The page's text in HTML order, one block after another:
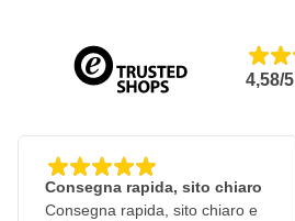
4,58/5
Consegna rapida, sito chiaro
Consegna rapida, sito chiaro e